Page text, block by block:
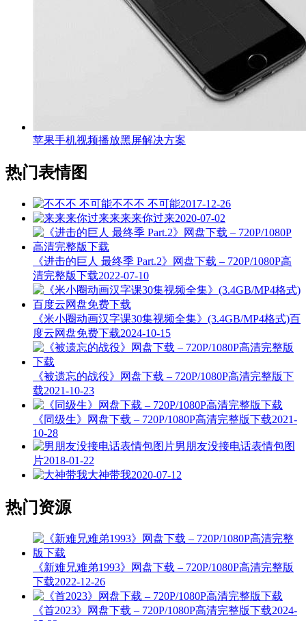
苹果手机视频播放黑屏解决方案
热门表情图
不不不 不可能2017-12-26
来来来你过来2020-07-02
《进击的巨人 最终季 Part.2》网盘下载 – 720P/1080P高
清完整版下载2022-07-10
《米小圈动画汉字课30集视频全集》(3.4GB/MP4格式)百
度云网盘免费下载2024-10-15
《被遗忘的战役》网盘下载 – 720P/1080P高清完整版下
载2021-10-23
《同级生》网盘下载 – 720P/1080P高清完整版下载2021-
10-28
男朋友没接电话表情包图
片2018-01-22
大神带我2020-07-12
热门资源
《新难兄难弟1993》网盘下载 – 720P/1080P高清完整版
下载2022-12-26
《首2023》网盘下载 – 720P/1080P高清完整版下载2024-